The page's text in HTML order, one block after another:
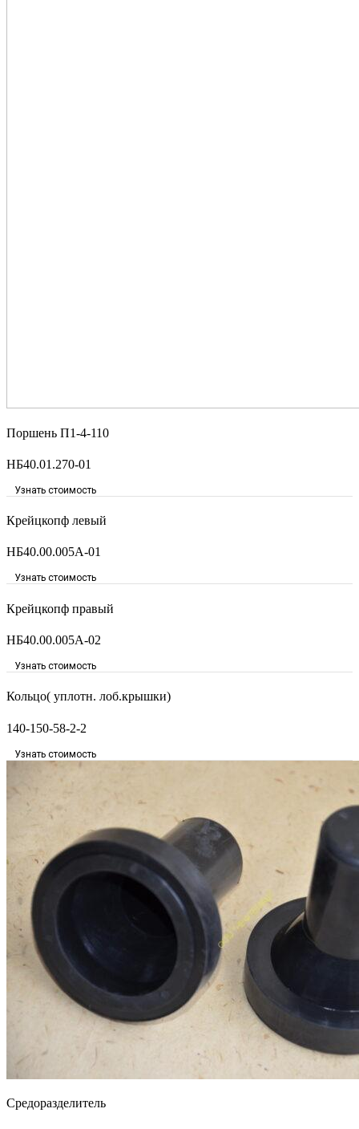
Поршень П1-4-110
НБ40.01.270-01
Узнать стоимость
Крейцкопф левый
НБ40.00.005А-01
Узнать стоимость
Крейцкопф правый
НБ40.00.005А-02
Узнать стоимость
Кольцо( уплотн. лоб.крышки)
140-150-58-2-2
Узнать стоимость
Средоразделитель